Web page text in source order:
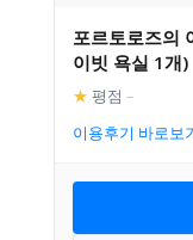
포르토로즈의
이빗 욕실 1개)
★ 평점 –
이용후기 바로보